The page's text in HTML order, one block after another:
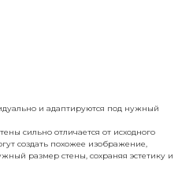
и адаптируются под нужный
сильно отличается от исходного
создать похожее изображение,
размер стены, сохраняя эстетику и